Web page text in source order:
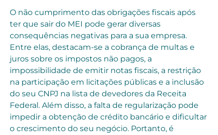
O não cumprimento das obrigações fiscais após
ter que sair do MEI pode gerar diversas
consequências negativas para a sua empresa.
Entre elas, destacam-se a cobrança de multas e
juros sobre os impostos não pagos, a
impossibilidade de emitir notas fiscais, a restrição
na participação em licitações públicas e a inclusão
do seu CNPJ na lista de devedores da Receita
Federal. Além disso, a falta de regularização pode
impedir a obtenção de crédito bancário e dificultar
o crescimento do seu negócio. Portanto, é